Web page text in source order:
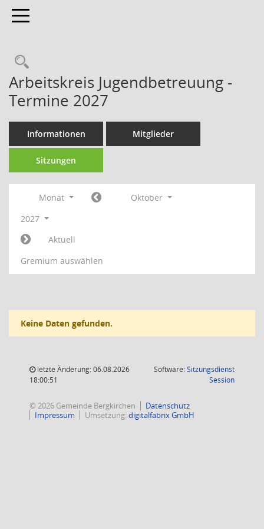
Toggle navigation
Arbeitskreis Jugendbetreuung -
Termine 2027
Informationen Mitglieder
Sitzungen
Monat
Oktober
2027
Aktuell
Gremium auswählen
Keine Daten gefunden.
letzte Änderung: 06.08.2026
18:00:51
Software:Sitzungsdienst
Session(Wird in
© 2026 Gemeinde Bergkirchen
Datenschutz
Impressum
Umsetzung:digitalfabrix GmbH